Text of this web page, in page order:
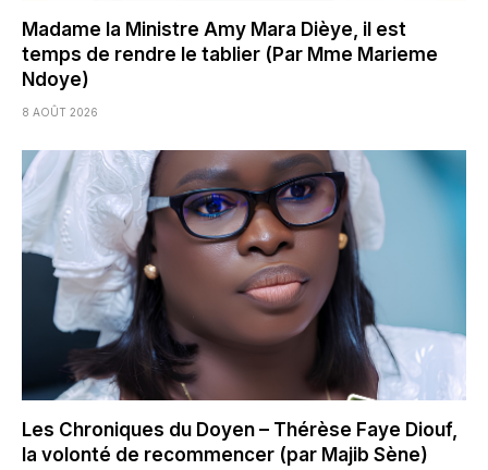
Madame la Ministre Amy Mara Dièye, il est
temps de rendre le tablier (Par Mme Marieme
Ndoye)
8 AOÛT 2026
Les Chroniques du Doyen – Thérèse Faye Diouf,
la volonté de recommencer (par Majib Sène)